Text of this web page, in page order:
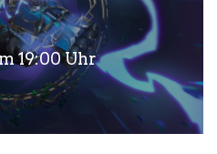
19:00 Uhr